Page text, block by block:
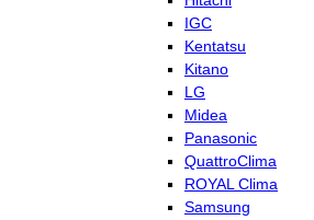
IGC
Kentatsu
Kitano
LG
Midea
Panasonic
QuattroClima
ROYAL Clima
Samsung